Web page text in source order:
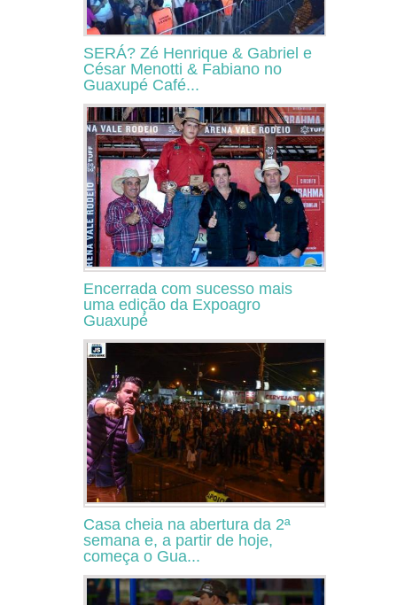
SERÁ? Zé Henrique & Gabriel e
César Menotti & Fabiano no
Guaxupé Café...
Encerrada com sucesso mais
uma edição da Expoagro
Guaxupé
Casa cheia na abertura da 2ª
semana e, a partir de hoje,
começa o Gua...